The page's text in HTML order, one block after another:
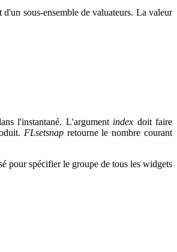
sous-ensemble de valuateurs. La valeur
l'instantané. L'argument index doit faire
FLsetsnapretourne le nombre courant
pour spécifier le groupe de tous les widgets